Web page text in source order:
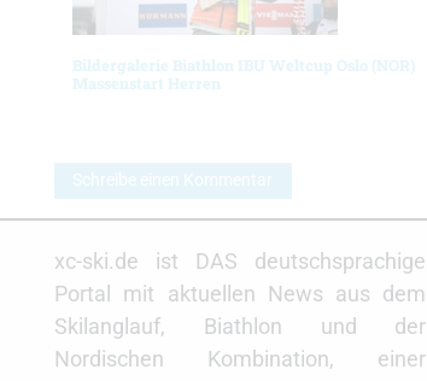
Bildergalerie Biathlon IBU Weltcup Oslo (NOR)
Massenstart Herren
Schreibe einen Kommentar
xc-ski.de ist DAS deutschsprachige
Portal mit aktuellen News aus dem
Skilanglauf, Biathlon und der
Nordischen Kombination, einer